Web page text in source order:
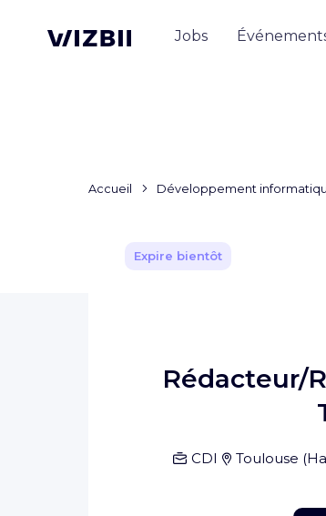
Jobs
Accueil Développement
Expire bientôt
Rédacteur/
CDI Toulouse (